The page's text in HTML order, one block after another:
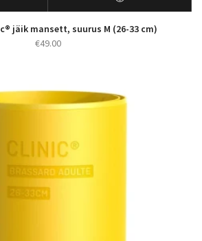
jäik mansett, suurus M (26-33 cm)
€49.00